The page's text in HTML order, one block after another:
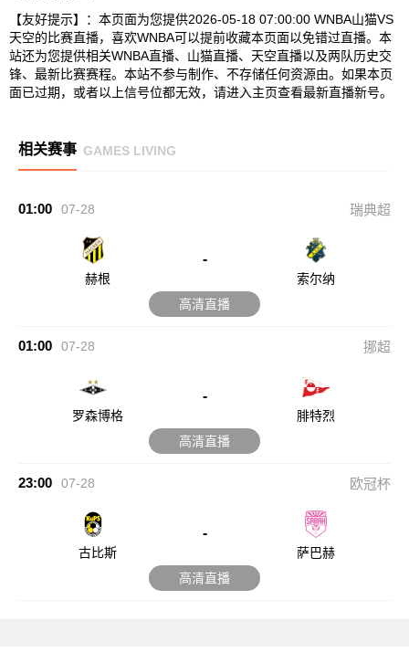
【友好提示】：本页面为您提供2026-05-18 07:00:00 WNBA山猫VS
天空的比赛直播，喜欢WNBA可以提前收藏本页面以免错过直播。本
站还为您提供相关WNBA直播、山猫直播、天空直播以及两队历史交
锋、最新比赛赛程。本站不参与制作、不存储任何资源由。如果本页
面已过期，或者以上信号位都无效，请进入主页查看最新直播新号。
相关赛事 GAMES LIVING
01:00 07-28 瑞典超
赫根
-
索尔纳
高清直播
01:00 07-28 挪超
罗森博格
-
腓特烈
高清直播
23:00 07-28 欧冠杯
古比斯
-
萨巴赫
高清直播